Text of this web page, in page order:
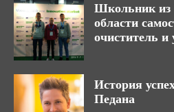
Школьник из
области
очиститель и
История
Педана